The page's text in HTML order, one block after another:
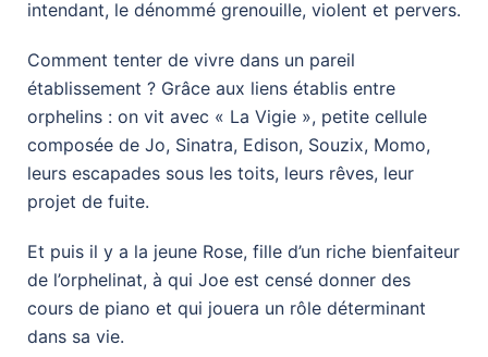
intendant, le dénommé grenouille, violent et pervers.
Comment tenter de vivre dans un pareil
établissement ? Grâce aux liens établis entre
orphelins : on vit avec « La Vigie », petite cellule
composée de Jo, Sinatra, Edison, Souzix, Momo,
leurs escapades sous les toits, leurs rêves, leur
projet de fuite.
Et puis il y a la jeune Rose, fille d’un riche bienfaiteur
de l’orphelinat, à qui Joe est censé donner des
cours de piano et qui jouera un rôle déterminant
dans sa vie.